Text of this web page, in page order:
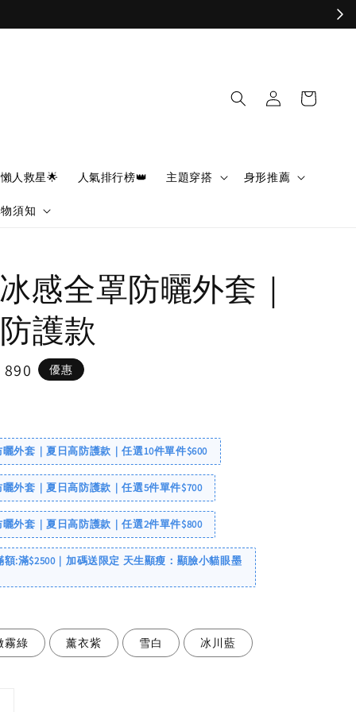
懶人救星🌟 人氣排行榜👑 主題穿搭 身形推薦
須知
感全罩防曬外套｜
護款
890 優惠
曬外套｜夏日高防護款｜任選10件單件$600
曬外套｜夏日高防護款｜任選5件單件$700
曬外套｜夏日高防護款｜任選2件單件$800
額:滿$2500｜加碼送限定 天生顯瘦：顯臉小貓眼墨
霧綠 薰衣紫 雪白 冰川藍